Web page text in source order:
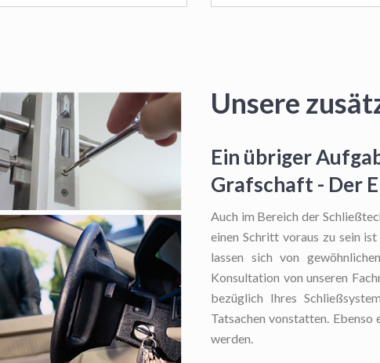
Unsere
Ein übriger
Grafschaft - Der
Auch im Bereich der
einen Schritt voraus zu sein
lassen sich von
Konsultation von unseren
bezüglich Ihres
Tatsachen vonstatten.
werden.